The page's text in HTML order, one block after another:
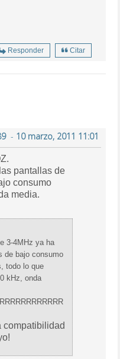
Responder Citar
- 10 marzo, 2011 11:01
pantallas de
consumo
media.
3-4MHz ya ha
de bajo consumo
todo lo que
kHz, onda
compatibilidad